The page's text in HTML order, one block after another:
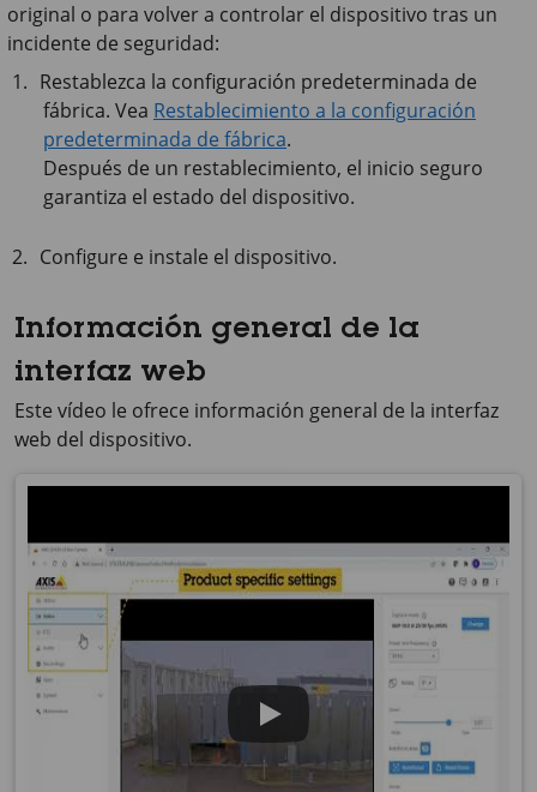
original o para volver a controlar el dispositivo tras un
incidente de seguridad:
Restablezca la configuración predeterminada de
fábrica. Vea Restablecimiento a la configuración
predeterminada de fábrica.
Después de un restablecimiento, el inicio seguro
garantiza el estado del dispositivo.
Configure e instale el dispositivo.
Información general de la
interfaz web
Este vídeo le ofrece información general de la interfaz
web del dispositivo.